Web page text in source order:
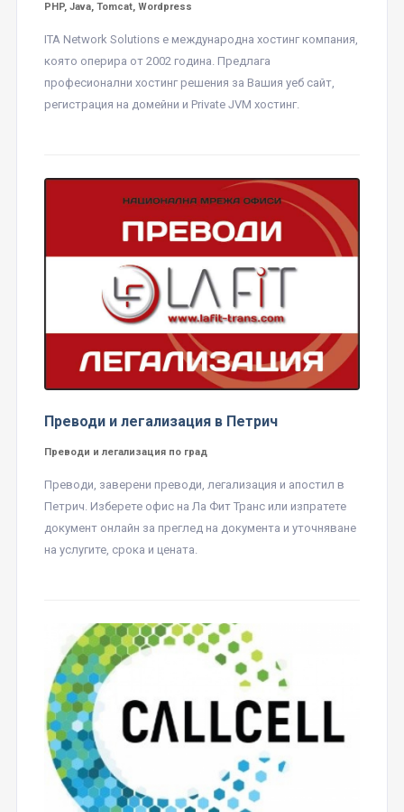
PHP, Java, Tomcat, Wordpress
ITA Network Solutions е международна хостинг компания,
която оперира от 2002 година. Предлага
професионални хостинг решения за Вашия уеб сайт,
регистрация на домейни и Private JVM хостинг.
Преводи и легализация в Петрич
Преводи и легализация по град
Преводи, заверени преводи, легализация и апостил в
Петрич. Изберете офис на Ла Фит Транс или изпратете
документ онлайн за преглед на документа и уточняване
на услугите, срока и цената.